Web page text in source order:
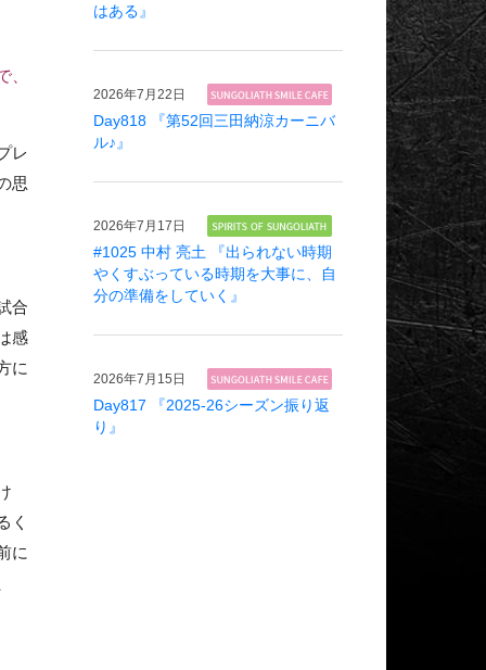
レ
思
合
感
に
く
に
はある』
2026年7月22日
Day818 『第52回三田納涼カーニバ
ル♪』
2026年7月17日
#1025 中村 亮土 『出られない時期
やくすぶっている時期を大事に、自
分の準備をしていく』
2026年7月15日
Day817 『2025-26シーズン振り返
り』